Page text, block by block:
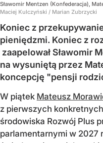
Sławomir Mentzen (Konfederacja),
Maciej Kulczyński / Marian Zubrzycki
Koniec z
pieniędzmi. Koniec z
zaapelował Sławomir
na wysuniętą przez
koncepcję "pensji
W piątek Mateusz
z pierwszych
środowiska Rozwój Plus
parlamentarnymi w 2027